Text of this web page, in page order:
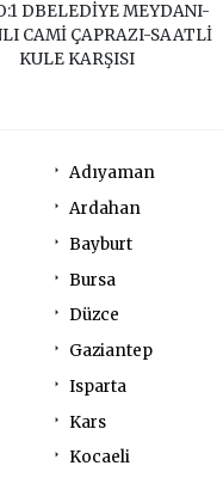
DBELEDİYE MEYDANI-
CAMİ ÇAPRAZI-SAATLİ
KULE KARŞISI
Adıyaman
Ardahan
Bayburt
Bursa
Düzce
Gaziantep
Isparta
Kars
Kocaeli